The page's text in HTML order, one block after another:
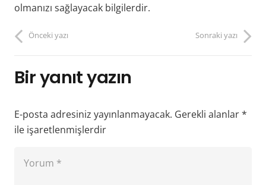
olmanızı sağlayacak bilgilerdir.
Önceki yazı Sonraki yazı
Bir yanıt yazın
E-posta adresiniz yayınlanmayacak. Gerekli alanlar*
ile işaretlenmişlerdir